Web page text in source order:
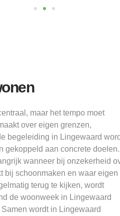
maar het tempo moet
over eigen grenzen,
begeleiding in Lingewaard
gekoppeld aan concrete doelen.
wanneer bij onzekerheid
bij schoonmaken en waar eigen
terug te kijken, wordt
de woonweek in Lingewaard
wordt in Lingewaard